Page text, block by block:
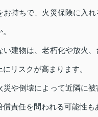
お持ちで、火災保険に入
い建物は、老朽化や放火
リスクが高まります。
災や倒壊によって近隣に被
責任を問われる可能性も